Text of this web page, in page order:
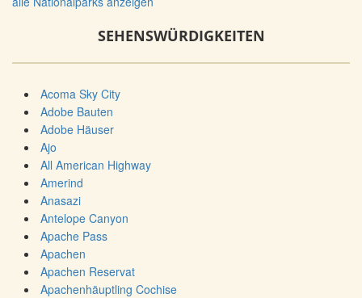
SEHENSWÜRDIGKEITEN
Acoma Sky City
Adobe Bauten
Adobe Häuser
Ajo
All American Highway
Amerind
Anasazi
Antelope Canyon
Apache Pass
Apachen
Apachen Reservat
Apachenhäuptling Cochise